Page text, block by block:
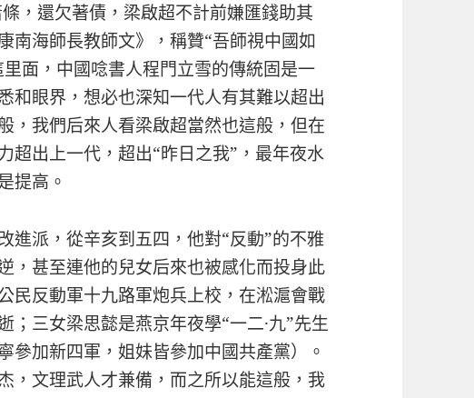
，還欠著債，梁啟超不計前嫌匯錢助其
南海師長教師文》，稱贊“吾師視中國如
面，中國唸書人程門立雪的傳統固是一
和眼界，想必也深知一代人有其難以超出
，我們后來人看梁啟超當然也這般，但在
超出上一代，超出“昨日之我”，最年夜水
提高。
進派，從辛亥到五四，他對“反動”的不雅
，甚至連他的兒女后來也被感化而投身此
民反動軍十九路軍炮兵上校，在淞滬會戰
；三女梁思懿是燕京年夜學“一二·九”先生
參加新四軍，姐妹皆參加中國共產黨）。
，文理武人才兼備，而之所以能這般，我